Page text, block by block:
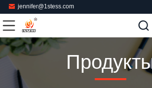
jennifer@1stess.com